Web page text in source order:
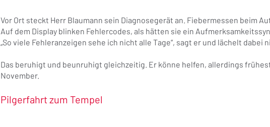
Vor Ort steckt Herr Blaumann sein Diagnosegerät an. Fiebermessen beim
Auf dem Display blinken Fehlercodes, als hätten sie ein
„So viele Fehleranzeigen sehe ich nicht alle Tage“, sagt er und lächelt dabei
Das beruhigt und beunruhigt gleichzeitig. Er könne helfen, allerdings
November.
Pilgerfahrt zum Tempel